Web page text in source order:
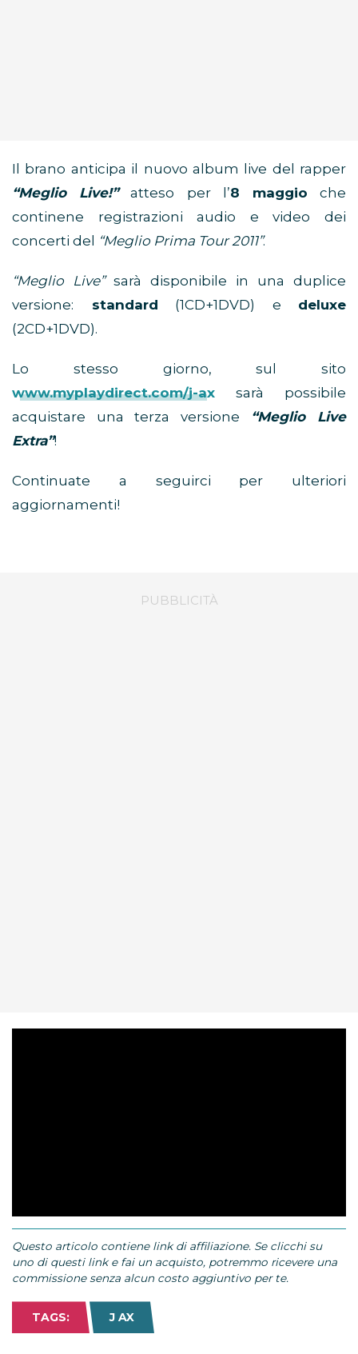
Il brano anticipa il nuovo album live del rapper
“Meglio Live!”atteso per l’8 maggio che
continene registrazioni audio e video dei
concerti del
“Meglio Prima Tour 2011”.
“Meglio Live”sarà disponibile in una duplice
versione: standard (1CD+1DVD) e deluxe
(2CD+1DVD).
Lo stesso giorno, sul sito
www.myplaydirect.com/j-ax sarà possibile
acquistare una terza versione “Meglio Live
Extra”!
Continuate a seguirci per ulteriori
aggiornamenti!
Questo articolo contiene link di affiliazione. Se clicchi su
uno di questi link e fai un acquisto, potremmo ricevere una
commissione senza alcun costo aggiuntivo per te.
TAGS: J AX